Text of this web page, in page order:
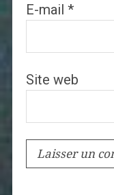
E-mail *
Site web